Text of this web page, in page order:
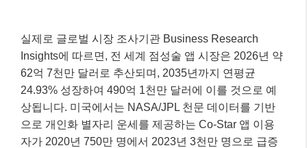
실제로 글로벌 시장 조사기관 Business Research
Insights에 따르면, 전 세계 점성술 앱 시장은 2026년 약
62억 7천만 달러로 추산되며, 2035년까지 연평균
24.93% 성장하여 490억 1천만 달러에 이를 것으로 예
상됩니다. 미국에서는 NASA/JPL 천문 데이터를 기반
으로 개인화 별자리 운세를 제공하는 Co-Star 앱 이용
자가 2020년 750만 명에서 2023년 3천만 명으로 급증